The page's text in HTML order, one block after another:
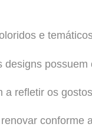
e
designs
a refletir os
conforme